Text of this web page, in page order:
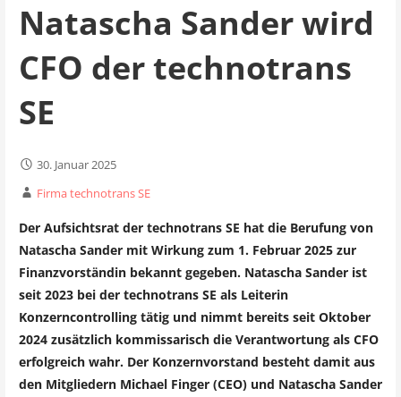
Natascha Sander wird
CFO der technotrans
SE
30. Januar 2025
Firma technotrans SE
Der Aufsichtsrat der technotrans SE hat die Berufung von
Natascha Sander mit Wirkung zum 1. Februar 2025 zur
Finanzvorständin bekannt gegeben. Natascha Sander ist
seit 2023 bei der technotrans SE als Leiterin
Konzerncontrolling tätig und nimmt bereits seit Oktober
2024 zusätzlich kommissarisch die Verantwortung als CFO
erfolgreich wahr. Der Konzernvorstand besteht damit aus
den Mitgliedern Michael Finger (CEO) und Natascha Sander